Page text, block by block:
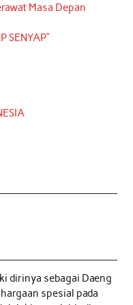
Masa Depan
SENYAP”
dirinya sebagai Daeng
spesial pada